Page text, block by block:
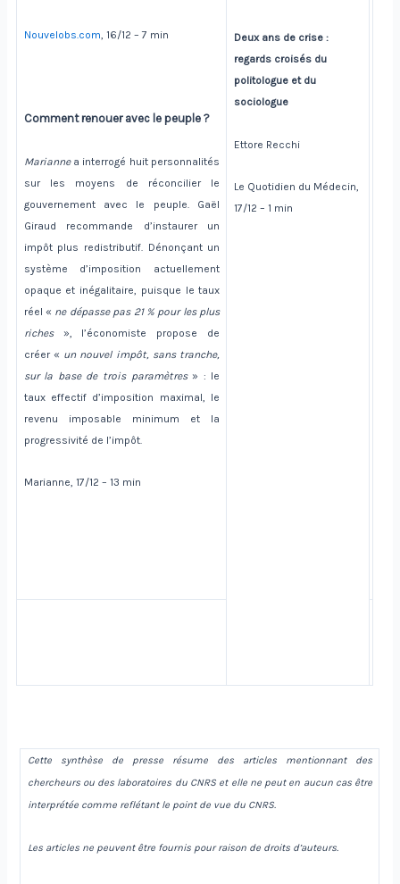
Deux ans de crise :
regards croisés du
politologue et du
sociologue
Ettore Recchi
Le Quotidien du Médecin,
17/12 – 1 min
Nouvelobs.com , 16/12 – 7 min
Comment renouer avec le peuple ?
Mariannea interrogé huit personnalités
sur les moyens de réconcilier le
gouvernement avec le peuple. Gaël
Giraud recommande d’instaurer un
impôt plus redistributif. Dénonçant un
système d’imposition actuellement
opaque et inégalitaire, puisque le taux
réel « ne dépasse pas 21 % pour les plus
riches», l’économiste propose de
créer « un nouvel impôt, sans tranche,
sur la base de trois paramètres» : le
taux effectif d’imposition maximal, le
revenu imposable minimum et la
progressivité de l’impôt.
Marianne, 17/12 – 13 min
Cette synthèse de presse résume des articles mentionnant des
chercheurs ou des laboratoires du CNRS et elle ne peut en aucun cas être
interprétée comme reflétant le point de vue du CNRS.
Les articles ne peuvent être fournis pour raison de droits d’auteurs.